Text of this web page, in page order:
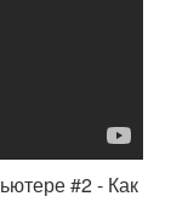
#2 - Как